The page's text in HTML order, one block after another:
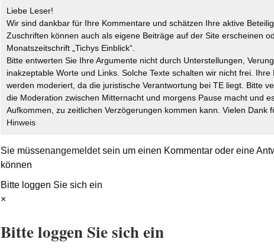
Liebe Leser!
Wir sind dankbar für Ihre Kommentare und schätzen Ihre aktive
Zuschriften können auch als eigene Beiträge auf der Site erscheinen
Monatszeitschrift „Tichys Einblick“.
Bitte entwerten Sie Ihre Argumente nicht durch Unterstellungen,
inakzeptable Worte und Links. Solche Texte schalten wir nicht frei. Ihre
werden moderiert, da die juristische Verantwortung bei TE liegt. Bitte
die Moderation zwischen Mitternacht und morgens Pause macht und
Aufkommen, zu zeitlichen Verzögerungen kommen kann. Vielen Dank
Hinweis
Sie müssenangemeldetsein um einen Kommentar oder eine
können
Bitte loggen Sie sich ein
×
Bitte loggen Sie sich ein